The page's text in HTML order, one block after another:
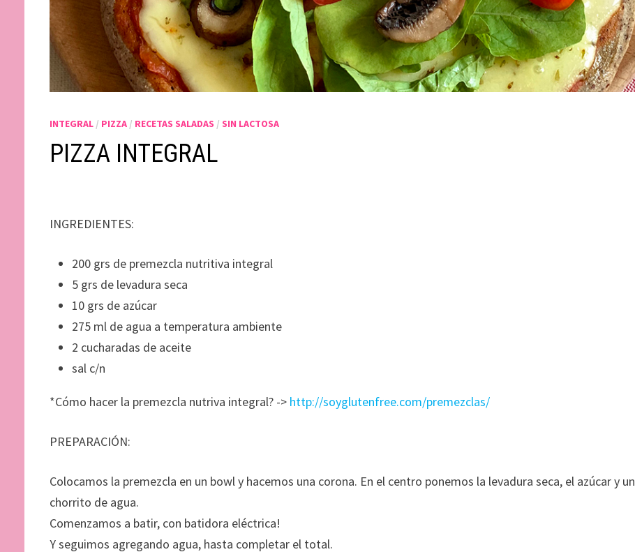
INTEGRAL/ PIZZA/ RECETAS SALADAS / SIN LACTOSA
PIZZA INTEGRAL
INGREDIENTES:
200 grs de premezcla nutritiva integral
5 grs de levadura seca
10 grs de azúcar
275 ml de agua a temperatura ambiente
2 cucharadas de aceite
sal c/n
*Cómo hacer la premezcla nutriva integral? -> http://soyglutenfree.com/premezclas/
PREPARACIÓN:
Colocamos la premezcla en un bowl y hacemos una corona. En el centro ponemos la levadura seca, el azúcar y un
chorrito de agua.
Comenzamos a batir, con batidora eléctrica!
Y seguimos agregando agua, hasta completar el total.